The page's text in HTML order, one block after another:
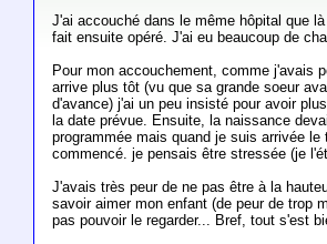
J'ai accouché dans le même hôpital que
fait ensuite opéré. J'ai eu beaucoup de
Pour mon accouchement, comme j'avais
arrive plus tôt (vu que sa grande soeur
d'avance) j'ai un peu insisté pour avoir
la date prévue. Ensuite, la naissance
programmée mais quand je suis arrivée le
commencé. je pensais être stressée (je
J'avais très peur de ne pas être à la
savoir aimer mon enfant (de peur de trop
pas pouvoir le regarder... Bref, tout s'est